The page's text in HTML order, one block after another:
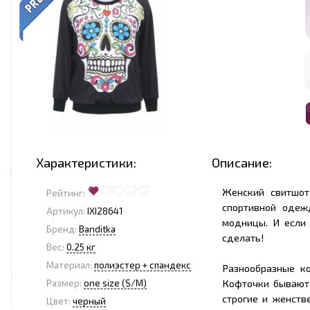
Характеристики: Описание:
Рейтинг:
Артикул: IXI28641
Бренд: Banditka
Вес: 0.25 кг
Материал: полиэстер + спандекс
Размер: one size (S/M)
Цвет: черный
Женский
спортивной
модницы. И если
сделать!
Разнообразные
Кофточки бывают
строгие и
<